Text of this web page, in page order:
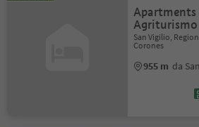
Apartments
Agriturismo
San Vigilio,
Corones
955 m da